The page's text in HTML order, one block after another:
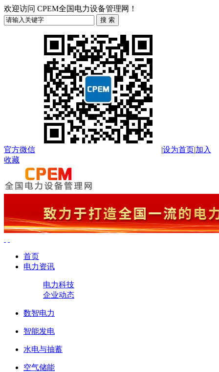
欢迎访问 CPEM全国电力设备管理网！
官方微信 |设为首页|加入
收藏
首页
电力资讯
电力科技
企业动态
数智电力
智能发电
水电与抽蓄
空气储能